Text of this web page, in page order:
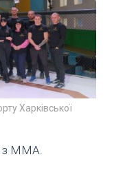
Харківської
з ММА.